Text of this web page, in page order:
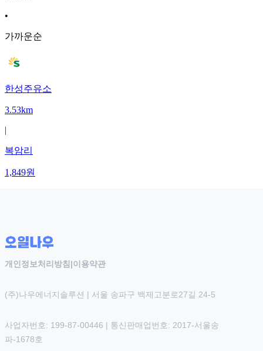
•
가까운순
한성주유소
3.53km
|
복암리
1,849원
개인정보처리방침|이용약관
(주)나우에너지솔루션 | 서울 송파구 백제고분로27길 24-5
사업자번호: 199-87-00446 | 통신판매업번호: 2017-서울송
파-1678호